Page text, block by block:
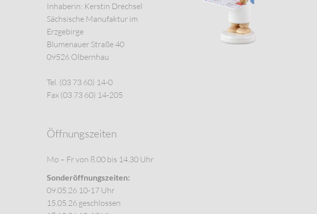
Inhaberin: Kerstin Drechsel
Sächsische Manufaktur im
Erzgebirge
Blumenauer Straße 40
09526 Olbernhau
Tel. (03 73 60) 14-0
Fax (03 73 60) 14-205
Öffnungszeiten
Mo – Fr von 8.00 bis 14.30 Uhr
Sonderöffnungszeiten:
09.05.26 10-17 Uhr
15.05.26 geschlossen